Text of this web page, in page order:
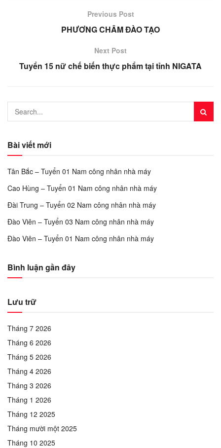
Previous Post
PHƯƠNG CHÂM ĐÀO TẠO
Next Post
Tuyển 15 nữ chế biến thực phẩm tại tỉnh NIGATA
Bài viết mới
Tân Bắc – Tuyển 01 Nam công nhân nhà máy
Cao Hùng – Tuyển 01 Nam công nhân nhà máy
Đài Trung – Tuyển 02 Nam công nhân nhà máy
Đào Viên – Tuyển 03 Nam công nhân nhà máy
Đào Viên – Tuyển 01 Nam công nhân nhà máy
Bình luận gần đây
Lưu trữ
Tháng 7 2026
Tháng 6 2026
Tháng 5 2026
Tháng 4 2026
Tháng 3 2026
Tháng 1 2026
Tháng 12 2025
Tháng mười một 2025
Tháng 10 2025